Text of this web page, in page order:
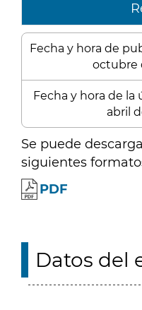
Fecha y hora de
octubre
Fecha y hora de la
abril
Se puede
siguientes
PDF
Datos del